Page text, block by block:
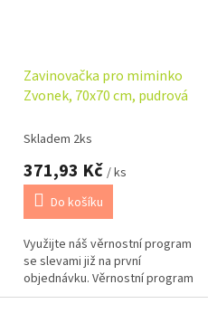
Zavinovačka pro miminko
Zvonek, 70x70 cm, pudrová
Skladem 2ks
371,93 Kč / ks
Do košíku
Využijte náš věrnostní program
se slevami již na první
objednávku. Věrnostní program